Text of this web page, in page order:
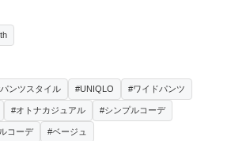
ンツスタイル #UNIQLO #ワイドパンツ
#オトナカジュアル #シンプルコーデ
コーデ #ベージュ